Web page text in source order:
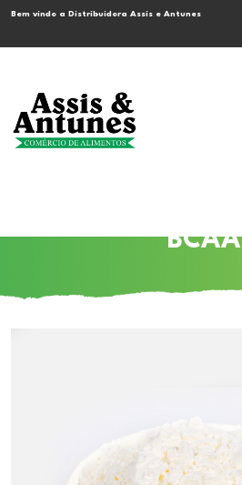
Bem vindo a Distribuidora Assis e Antunes
BCAA